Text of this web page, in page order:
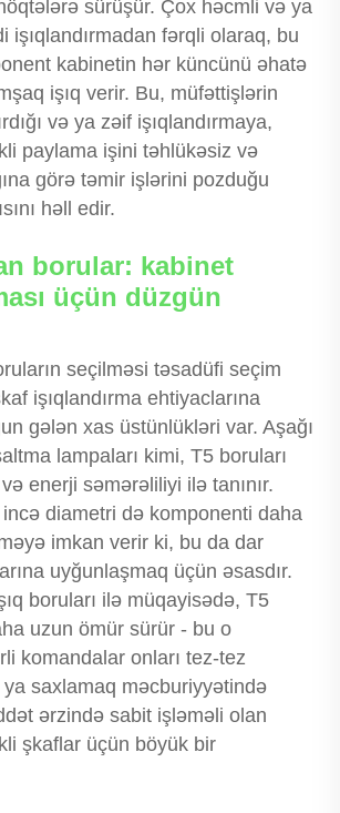
sürüşür. Çox həcmli və ya
işıqlandırmadan fərqli olaraq, bu
kabinetin hər küncünü əhatə
işıq verir. Bu, müfəttişlərin
və ya zəif işıqlandırmaya,
paylama işini təhlükəsiz və
görə təmir işlərini pozduğu
həll edir.
borular: kabinet
üçün düzgün
seçilməsi təsadüfi seçim
işıqlandırma ehtiyaclarına
gələn xas üstünlükləri var. Aşağı
lampaları kimi, T5 boruları
və enerji səmərəliliyi ilə tanınır.
incə diametri də komponenti daha
imkan verir ki, bu da dar
uyğunlaşmaq üçün əsasdır.
boruları ilə müqayisədə, T5
uzun ömür sürür - bu o
komandalar onları tez-tez
saxlamaq məcburiyyətində
ərzində sabit işləməli olan
şkaflar üçün böyük bir